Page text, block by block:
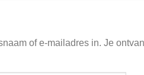
of e-mailadres in. Je